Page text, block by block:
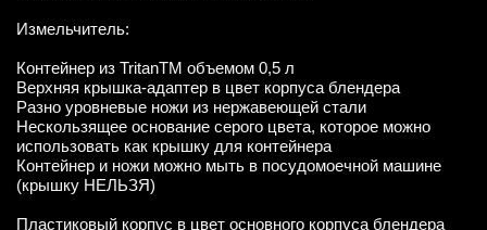
Измельчитель:
Контейнер из TritanTM объемом 0,5 л
Верхняя крышка-адаптер в цвет корпуса блендера
Разно уровневые ножи из нержавеющей стали
Нескользящее основание серого цвета, которое можно
использовать как крышку для контейнера
Контейнер и ножи можно мыть в посудомоечной машине
(крышку НЕЛЬЗЯ)
Пластиковый корпус в цвет основного корпуса блендера